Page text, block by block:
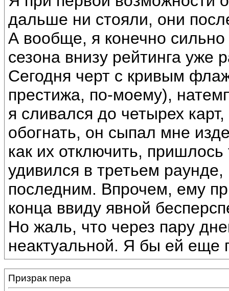
дальше ни стояли, они
А вообще, я конечно
сезона внизу рейтинга уже
Сегодня черт с кривым
престижа, по-моему),
я сливался до четырех
обогнать, он сыпал мне
как их отключить,
удивился в третьем
последним. Впрочем, ему
конца ввиду явной
Но жаль, что через пару
неактуальной. Я бы ей еще
Призрак пера